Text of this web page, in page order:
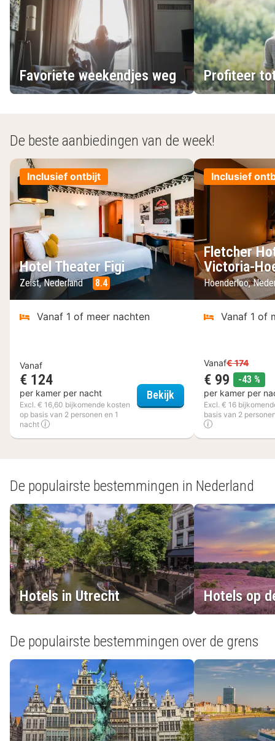
Favoriete weekendjes weg Profiteer
De beste aanbiedingen van de week!
Inclusief ontbijt
Hotel Theater Figi
Zeist, Nederland 8.4
Vanaf 1 of meer nachten
Vanaf
€ 124
per kamer per nacht
Excl. € 16,60 bijkomende kosten
op basis van 2 personen en 1
nacht
Bekijk Hotel Theater Figi
Inclusief
Fletcher
Victoria-
Hoenderloo,
Vanaf 1 of
Vanaf€ 174
€ 99 -43 %
per kamer per
Excl. € 16
basis van 2
De populairste bestemmingen in Nederland
Hotels in Utrecht Hotels op
De populairste bestemmingen over de grens